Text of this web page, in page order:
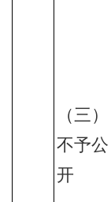
（三）
不予公
开